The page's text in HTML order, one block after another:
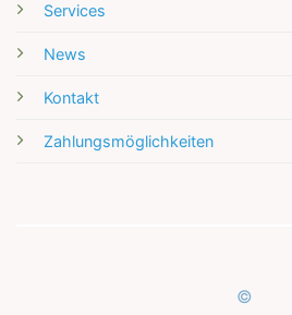
Services
News
Kontakt
Zahlungsmöglichkeiten
©